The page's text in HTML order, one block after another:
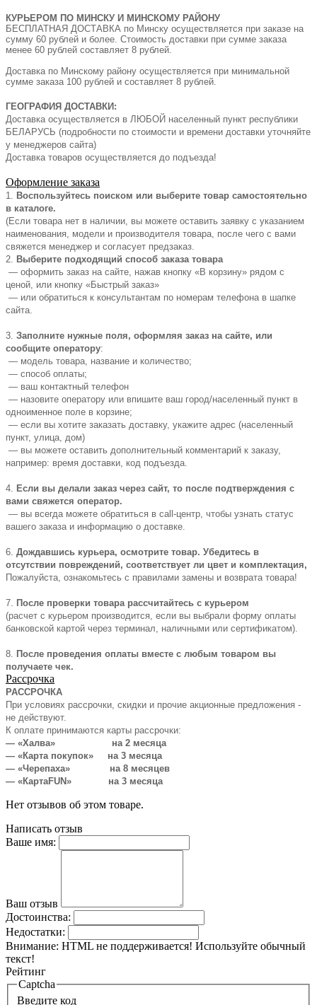
КУРЬЕРОМ ПО МИНСКУ И МИНСКОМУ РАЙОНУ
БЕСПЛАТНАЯ ДОСТАВКА по Минску осуществляется при заказе на
сумму 60 рублей и более. Стоимость доставки при сумме заказа
менее 60 рублей составляет 8 рублей.
Доставка по Минскому району осуществляется при минимальной
сумме заказа 100 рублей и составляет 8 рублей.
ГЕОГРАФИЯ ДОСТАВКИ:
Доставка осуществляется в ЛЮБОЙ населенный пункт республики
БЕЛАРУСЬ (подробности по стоимости и времени доставки уточняйте
у менеджеров сайта)
Доставка товаров осуществляется до подъезда!
Оформление заказа
1.
Воспользуйтесь поиском или выберите товар самостоятельно
в каталоге.
(Если товара нет в наличии, вы можете оставить заявку с указанием
наименования, модели и производителя товара, после чего с вами
свяжется менеджер и согласует предзаказ.
2.
Выберите подходящий способ заказа товара
— оформить заказ на сайте, нажав кнопку «В корзину» рядом с
ценой, или кнопку «Быстрый заказ»
— или обратиться к консультантам по номерам телефона в шапке
сайта.
3. Заполните нужные поля, оформляя заказ на сайте, или
сообщите оператору:
— модель товара, название и количество;
— способ оплаты;
— ваш контактный телефон
— назовите оператору или впишите ваш город/населенный пункт в
одноименное поле в корзине;
— если вы хотите заказать доставку, укажите адрес (населенный
пункт, улица, дом)
— вы можете оставить дополнительный комментарий к заказу,
например: время доставки, код подъезда.
4.
Если вы делали заказ через сайт, то после подтверждения с
вами свяжется оператор.
— вы всегда можете обратиться в call-центр, чтобы узнать статус
вашего заказа и информацию о доставке.
6. Дождавшись курьера, осмотрите товар. Убедитесь в
отсутствии повреждений, соответствует ли цвет и комплектация,
Пожалуйста, ознакомьтесь с правилами замены и возврата товара!
7.
После проверки товара рассчитайтесь с курьером
(расчет с курьером производится, если вы выбрали форму оплаты
банковской картой через терминал, наличными или сертификатом).
8.
После проведения оплаты вместе с любым товаром вы
получаете чек.
Рассрочка
РАССРОЧКА
При условиях рассрочки, скидки и прочие акционные предложения -
не действуют.
К оплате принимаются карты рассрочки:
— «Халва» на 2 месяца
— «Карта покупок» на 3 месяца
— «Черепаха» на 8 месяцев
— «КартаFUN» на 3 месяца
Нет отзывов об этом товаре.
Написать отзыв
Ваше имя:
Ваш отзыв
Достоинства:
Недостатки:
Внимание: HTML не поддерживается! Используйте обычный
текст!
Рейтинг
Captcha
Введите код